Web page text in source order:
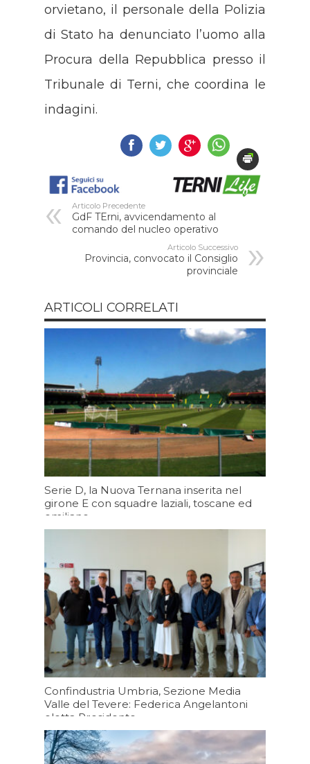
orvietano, il personale della Polizia
di Stato ha denunciato l’uomo alla
Procura della Repubblica presso il
Tribunale di Terni, che coordina le
indagini.
Articolo Precedente
GdF TErni, avvicendamento al
comando del nucleo operativo
Articolo Successivo
Provincia, convocato il Consiglio
provinciale
ARTICOLI CORRELATI
Serie D, la Nuova Ternana inserita nel
girone E con squadre laziali, toscane ed
emiliane
Confindustria Umbria, Sezione Media
Valle del Tevere: Federica Angelantoni
eletta Presidente
Oggi 19:20